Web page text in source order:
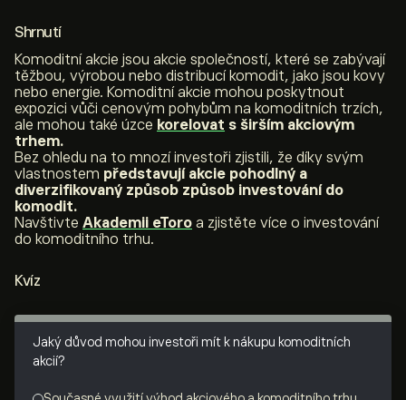
Shrnutí
Komoditní akcie jsou akcie společností, které se zabývají
těžbou, výrobou nebo distribucí komodit, jako jsou kovy
nebo energie. Komoditní akcie mohou poskytnout
expozici vůči cenovým pohybům na komoditních trzích,
ale mohou také úzce korelovat s širším akciovým
trhem.
Bez ohledu na to mnozí investoři zjistili, že díky svým
vlastnostem představují akcie pohodlný a
diverzifikovaný způsob způsob investování do
komodit.
Navštivte Akademii eToro a zjistěte více o investování
do komoditního trhu.
Kvíz
Jaký důvod mohou investoři mít k nákupu komoditních
akcií?